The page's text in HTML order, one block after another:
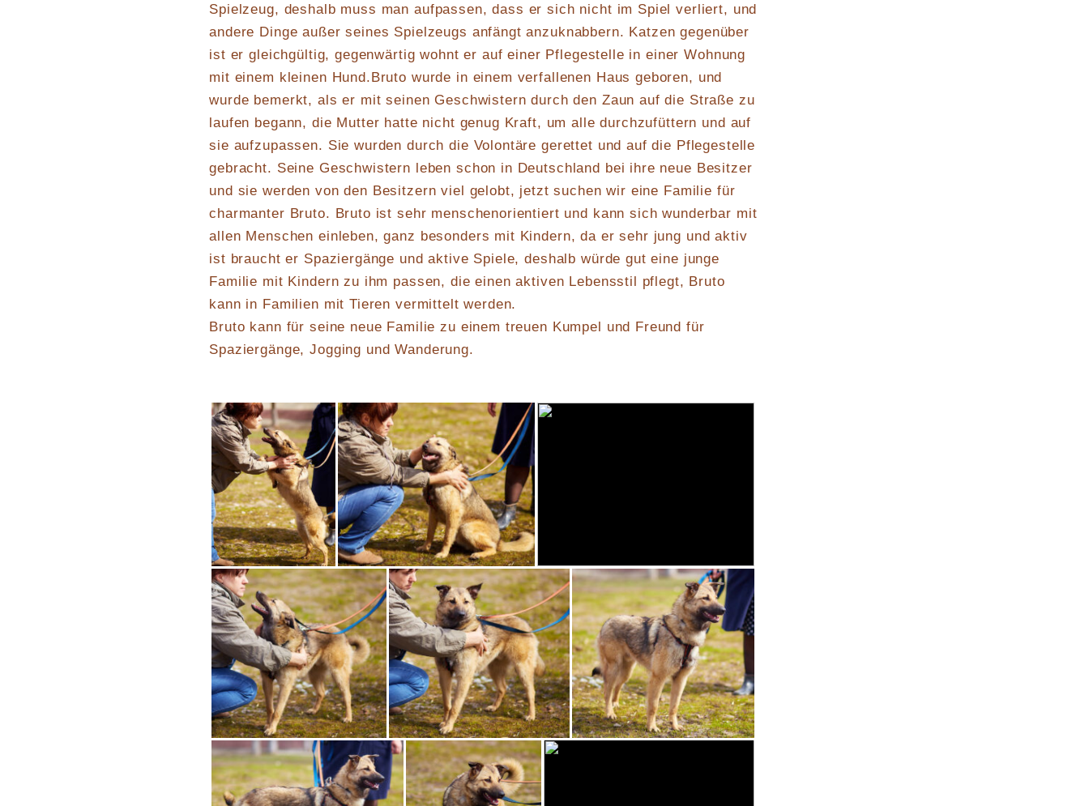
Spielzeug, deshalb muss man aufpassen, dass er sich nicht im Spiel verliert, und
andere Dinge außer seines Spielzeugs anfängt anzuknabbern. Katzen gegenüber
ist er gleichgültig, gegenwärtig wohnt er auf einer Pflegestelle in einer Wohnung
mit einem kleinen Hund.Bruto wurde in einem verfallenen Haus geboren, und
wurde bemerkt, als er mit seinen Geschwistern durch den Zaun auf die Straße zu
laufen begann, die Mutter hatte nicht genug Kraft, um alle durchzufüttern und auf
sie aufzupassen. Sie wurden durch die Volontäre gerettet und auf die Pflegestelle
gebracht. Seine Geschwistern leben schon in Deutschland bei ihre neue Besitzer
und sie werden von den Besitzern viel gelobt, jetzt suchen wir eine Familie für
charmanter Bruto. Bruto ist sehr menschenorientiert und kann sich wunderbar mit
allen Menschen einleben, ganz besonders mit Kindern, da er sehr jung und aktiv
ist braucht er Spaziergänge und aktive Spiele, deshalb würde gut eine junge
Familie mit Kindern zu ihm passen, die einen aktiven Lebensstil pflegt, Bruto
kann in Familien mit Tieren vermittelt werden.
Bruto kann für seine neue Familie zu einem treuen Kumpel und Freund für
Spaziergänge, Jogging und Wanderung.